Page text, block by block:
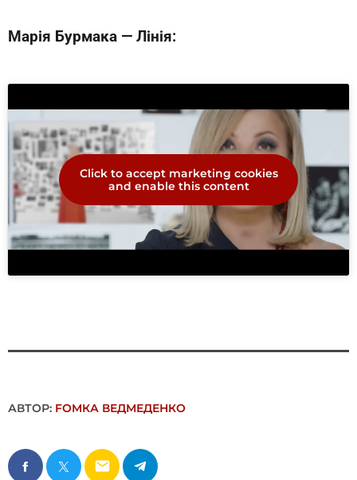
Марія Бурмака — Лінія:
Click to accept marketing cookies
and enable this content
АВТОР: FОMКА ВЕДМЕДЕНКО
email